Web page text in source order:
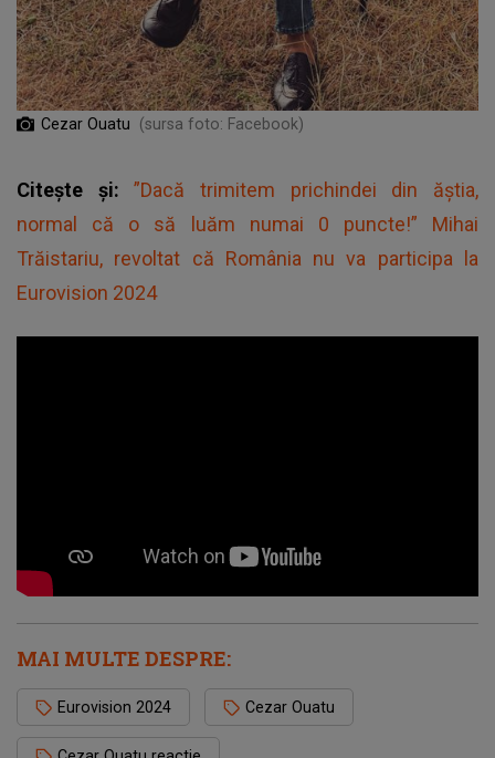
Cezar Ouatu (sursa foto: Facebook)
Citește și:”Dacă trimitem prichindei din ăștia,
normal că o să luăm numai 0 puncte!” Mihai
Trăistariu, revoltat că România nu va participa la
Eurovision 2024
MAI MULTE DESPRE:
Eurovision 2024 Cezar Ouatu